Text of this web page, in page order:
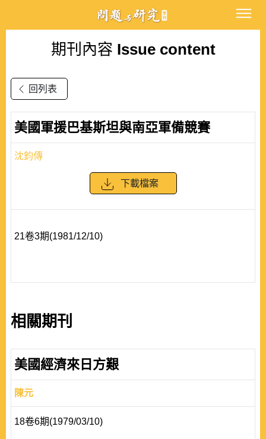
期刊內容 Issue content
回列表
美國軍援巴基斯坦與南亞軍備競賽
沈鈞傳
下載檔案
21卷3期(1981/12/10)
相關期刊
美國經濟來日方艱
陳元
18卷6期(1979/03/10)